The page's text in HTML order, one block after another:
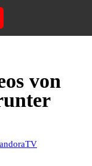
von